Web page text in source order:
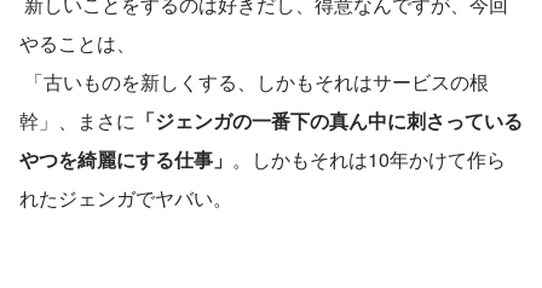
やることは、
幹」、まさに 「ジェンガの一番下の真ん中に刺さっている
やつを綺麗にする仕事」 。しかもそれは10年かけて作ら
れたジェンガでヤバい。